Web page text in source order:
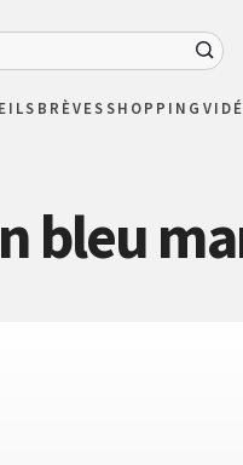
BRÈVESSHOPPING
bleu